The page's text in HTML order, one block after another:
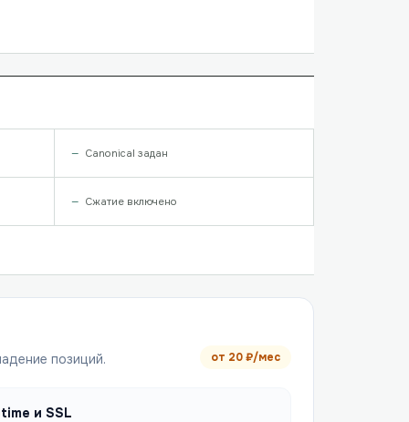
Canonical задан
Сжатие включено
позиций. от 20₽/мес
и SSL